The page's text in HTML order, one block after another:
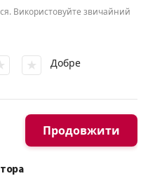
Використовуйте звичайний
Добре
Продовжити